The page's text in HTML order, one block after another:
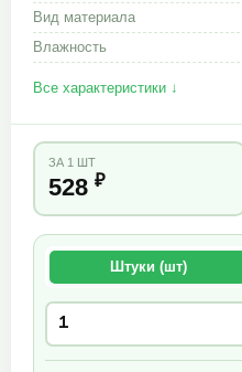
Вид материала
Влажность
Все характеристики ↓
ЗА 1 ШТ
528 ₽
Штуки (шт)